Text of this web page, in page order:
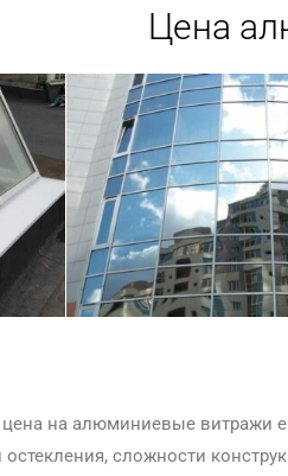
Цена
цена на алюминиевые витражи
сложности